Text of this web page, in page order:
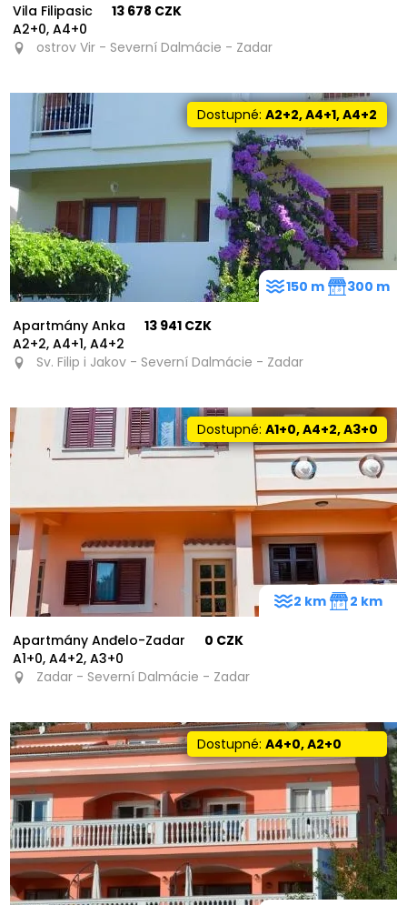
Vila Filipasic
A2+0, A4+0
13 678 CZK
ostrov Vir - Severní Dalmácie - Zadar
Dostupné:A2+2, A4+1, A4+2
Apartmány Anka
A2+2, A4+1, A4+2
13 941 CZK
Sv. Filip i Jakov - Severní Dalmácie - Zadar
150 m 300 m
Dostupné:A1+0, A4+2, A3+0
Apartmány Anđelo-Zadar
A1+0, A4+2, A3+0
0 CZK
Zadar - Severní Dalmácie - Zadar
2 km 2 km
Dostupné:A4+0, A2+0